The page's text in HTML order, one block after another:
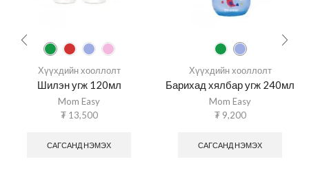
Хүүхдийн хооллолт
Шилэн угж 120мл
Mom Easy
₮13,500
САГСАНД НЭМЭХ
Хүүхдийн хооллолт
Барихад хялбар угж 240мл
Mom Easy
₮9,200
САГСАНД НЭМЭХ